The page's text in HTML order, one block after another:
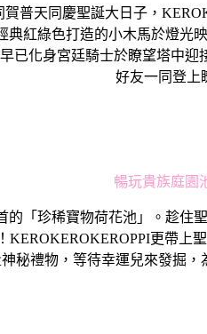
普天同慶聖誕大日子，
紅綠色打造的小木馬於燈
已化身宮廷騎士於瞭望塔中
好友一同登上
暢玩貴族庭園
「珍稀寶物荷花池」。趁
更帶
秘禮物，等待幸運兒來發掘